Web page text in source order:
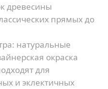
древесины
прямых до
натуральные
окраска
для
и эклектичных